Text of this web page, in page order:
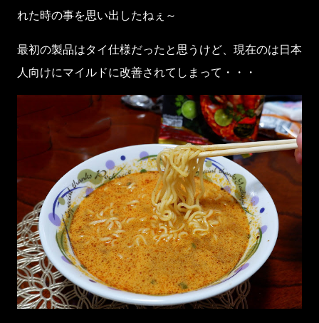
れた時の事を思い出したねぇ～
最初の製品はタイ仕様だったと思うけど、現在のは日本
人向けにマイルドに改善されてしまって・・・